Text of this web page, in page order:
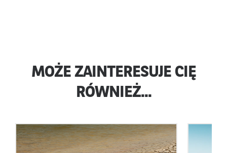
MOŻE ZAINTERESUJE CIĘ
RÓWNIEŻ...